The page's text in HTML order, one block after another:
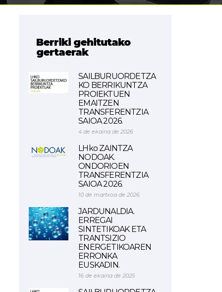
Berriki gehitutako
gertaerak
SAILBURUORDETZA
KO BERRIKUNTZA
PROIEKTUEN
EMAITZEN
TRANSFERENTZIA
SAIOA 2026.
4 de ekaina de 2026
LHko ZAINTZA
NODOAK.
ONDORIOEN
TRANSFERENTZIA
SAIOA 2026.
10 de martxoa de 2026
JARDUNALDIA.
ERREGAI
SINTETIKOAK ETA
TRANTSIZIO
ENERGETIKOAREN
ERRONKA
EUSKADIN.
16 de ekaina de 2025